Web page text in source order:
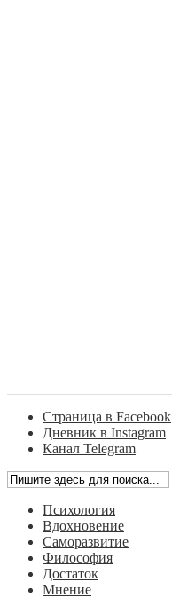
Страница в Facebook
Дневник в Instagram
Канал Telegram
Психология
Вдохновение
Саморазвитие
Философия
Достаток
Мнение